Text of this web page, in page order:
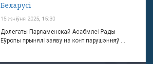
Беларусі
15 жніўня 2025, 15:30
Дэлегаты Парламенскай Асабмлеі Рады
Еўропы прынялі заяву на конт парушэнняў ...